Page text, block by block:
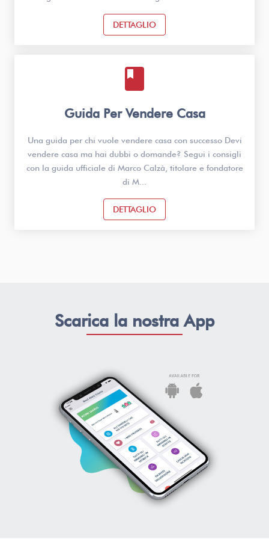
DETTAGLIO
book
Guida Per Vendere Casa
Una guida per chi vuole vendere casa con successo Devi
vendere casa ma hai dubbi o domande? Segui i consigli
con la guida ufficiale di Marco Calzà, titolare e fondatore
di M...
DETTAGLIO
Scarica la nostra App